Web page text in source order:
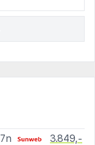
7n
3.849,-